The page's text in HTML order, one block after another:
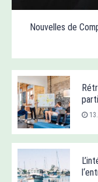
Nouvelles de
13.